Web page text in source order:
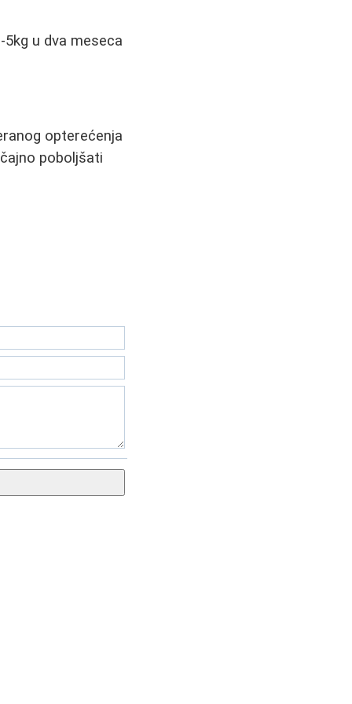
u dva meseca
opterećenja
poboljšati